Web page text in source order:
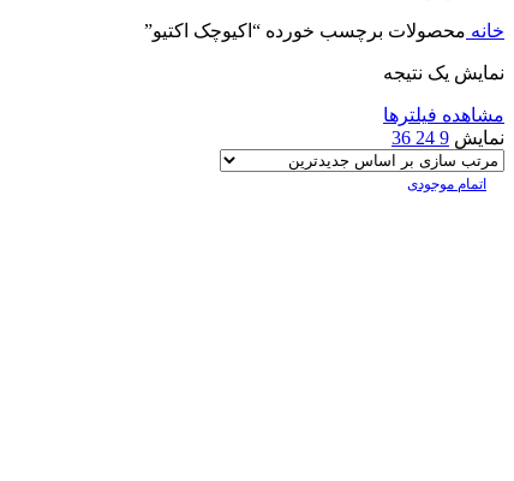
خانه محصولات برچسب خورده “اکیوچک اکتیو”
نمایش یک نتیجه
مشاهده فیلترها
نمایش 9
24
36
اتمام موجودی